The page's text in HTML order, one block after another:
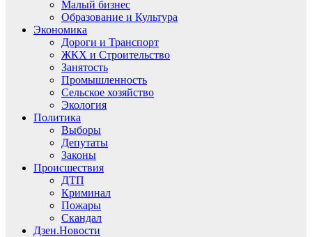
Малый бизнес
Образование и Культура
Экономика
Дороги и Транспорт
ЖКХ и Строительство
Занятость
Промышленность
Сельское хозяйство
Экология
Политика
Выборы
Депутаты
Законы
Происшествия
ДТП
Криминал
Пожары
Скандал
Дзен.Новости